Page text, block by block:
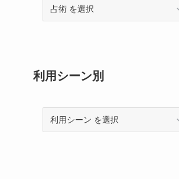
術
利用シーン別